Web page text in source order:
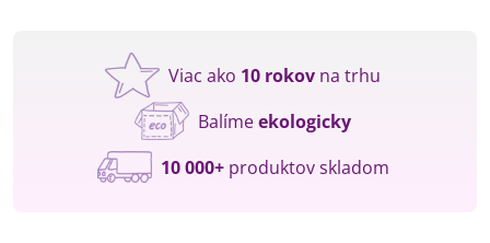
Viac ako 10 rokov na trhu
Balímeekologicky
10 000+produktov skladom